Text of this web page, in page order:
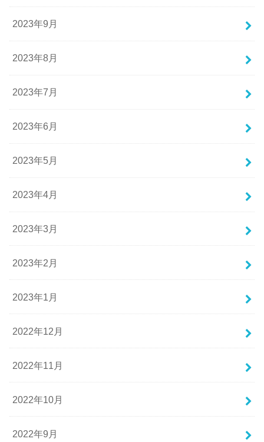
2023年9月
2023年8月
2023年7月
2023年6月
2023年5月
2023年4月
2023年3月
2023年2月
2023年1月
2022年12月
2022年11月
2022年10月
2022年9月